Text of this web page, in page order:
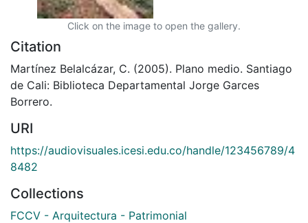
Click on the image to open the gallery.
Citation
Martínez Belalcázar, C. (2005). Plano medio. Santiago
de Cali: Biblioteca Departamental Jorge Garces
Borrero.
URI
https://audiovisuales.icesi.edu.co/handle/123456789/4
8482
Collections
FCCV - Arquitectura - Patrimonial